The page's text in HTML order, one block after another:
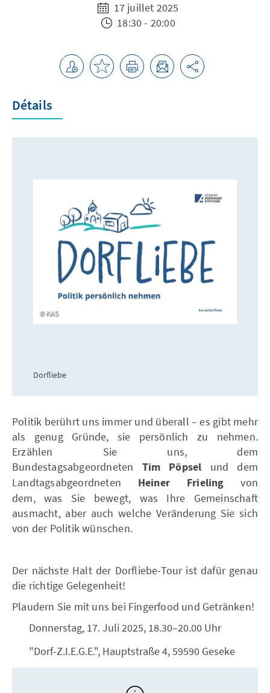
17 juillet 2025
18:30 - 20:00
Détails
KAS
Dorfliebe
Politik berührt uns immer und überall – es gibt mehr
als genug Gründe, sie persönlich zu nehmen.
Erzählen Sie uns, dem
Bundestagsabgeordneten Tim Pöpsel und dem
Landtagsabgeordneten Heiner Frieling
von
dem, was Sie bewegt, was Ihre Gemeinschaft
ausmacht, aber auch welche Veränderung Sie sich
von der Politik wünschen.
Der nächste Halt der Dorfliebe-Tour ist dafür genau
die richtige Gelegenheit!
Plaudern Sie mit uns bei Fingerfood und Getränken!
Donnerstag, 17. Juli 2025, 18.30–20.00 Uhr
"Dorf-Z.I.E.G.E.", Hauptstraße 4, 59590 Geseke